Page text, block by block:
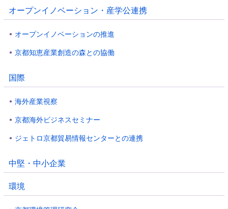
オープンイノベーション・産学公連携
オープンイノベーションの推進
京都知恵産業創造の森との協働
国際
海外産業視察
京都海外ビジネスセミナー
ジェトロ京都貿易情報センターとの連携
中堅・中小企業
環境